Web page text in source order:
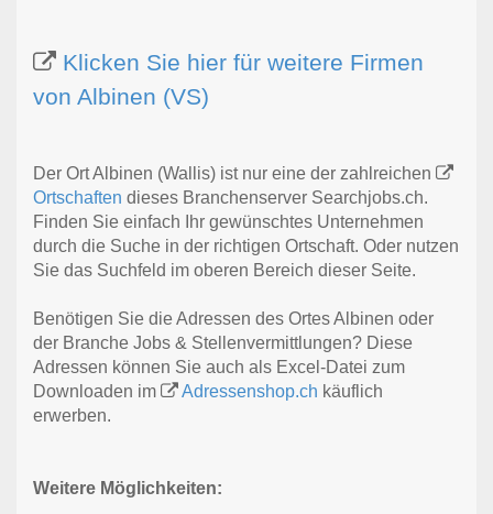
Klicken Sie hier für weitere Firmen
von Albinen (VS)
Der Ort Albinen (Wallis) ist nur eine der zahlreichen
Ortschaften dieses Branchenserver Searchjobs.ch.
Finden Sie einfach Ihr gewünschtes Unternehmen
durch die Suche in der richtigen Ortschaft. Oder nutzen
Sie das Suchfeld im oberen Bereich dieser Seite.
Benötigen Sie die Adressen des Ortes Albinen oder
der Branche Jobs & Stellenvermittlungen? Diese
Adressen können Sie auch als Excel-Datei zum
Downloaden im
Adressenshop.ch käuflich
erwerben.
Weitere Möglichkeiten: